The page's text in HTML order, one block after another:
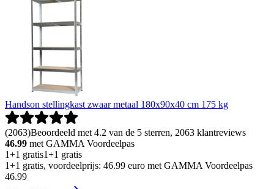
Handson stellingkast zwaar metaal 180x90x40 cm 175 kg
(2063)Beoordeeld met 4.2 van de 5 sterren, 2063 klantreviews
46.99 met GAMMA Voordeelpas
1+1 gratis1+1 gratis
1+1 gratis, voordeelprijs: 46.99 euro met GAMMA Voordeelpas
46.99